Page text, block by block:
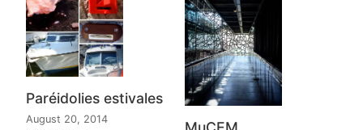
Paréidolies estivales
August 20, 2014